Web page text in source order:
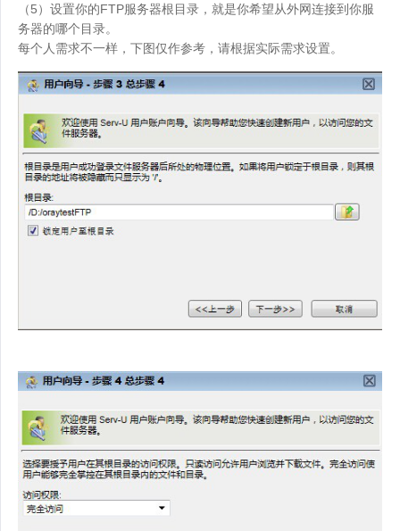
（5）设置你的FTP服务器根目录，就是你希望从外网连接到你服
务器的哪个目录。
每个人需求不一样，下图仅作参考，请根据实际需求设置。